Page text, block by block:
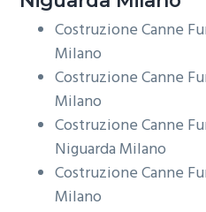
Costruzione Canne
Milano
Costruzione Canne
Milano
Costruzione Canne
Niguarda Milano
Costruzione Canne
Milano